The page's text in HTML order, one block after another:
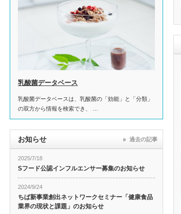
乳酸菌データベース
乳酸菌データベースは、乳酸菌の「効能」と「分類」
の双方から情報を検索でき、 …
お知らせ
2025/7/18
Sフード公認インフルエンサー募集のお知らせ
2024/9/24
ちば新事業創出ネットワークセミナー「健康食品
業界の現状と課題」のお知らせ
過去の記事